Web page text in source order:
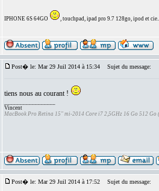
IPHONE 6S 64GO , touchpad, ipad pro 9.7 128go, ipod et
Post� le: Mar 29 Juil 2014 à 15:34 Sujet du message:
tiens nous au courant !
Vincent
MacBook Pro Retina 15" mi-2014 Core i7 2,5GHz 16 Go 512 Go
Post� le: Mar 29 Juil 2014 à 17:52 Sujet du message: